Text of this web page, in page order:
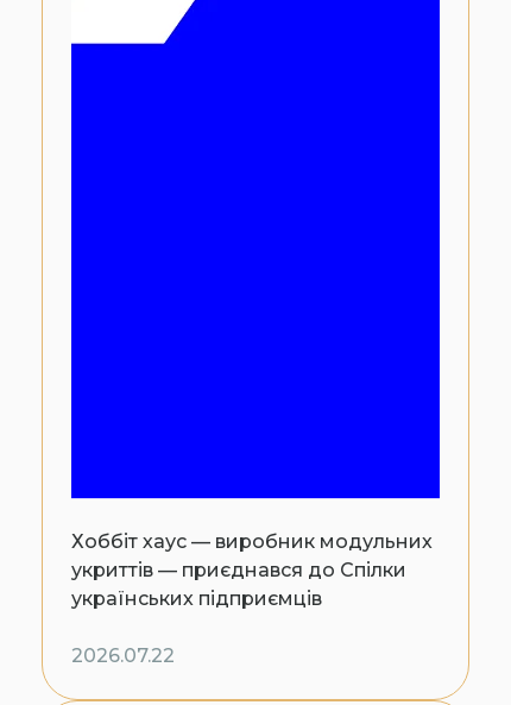
Хоббіт хаус — виробник модульних
укриттів — приєднався до Спілки
українських підприємців
2026.07.22